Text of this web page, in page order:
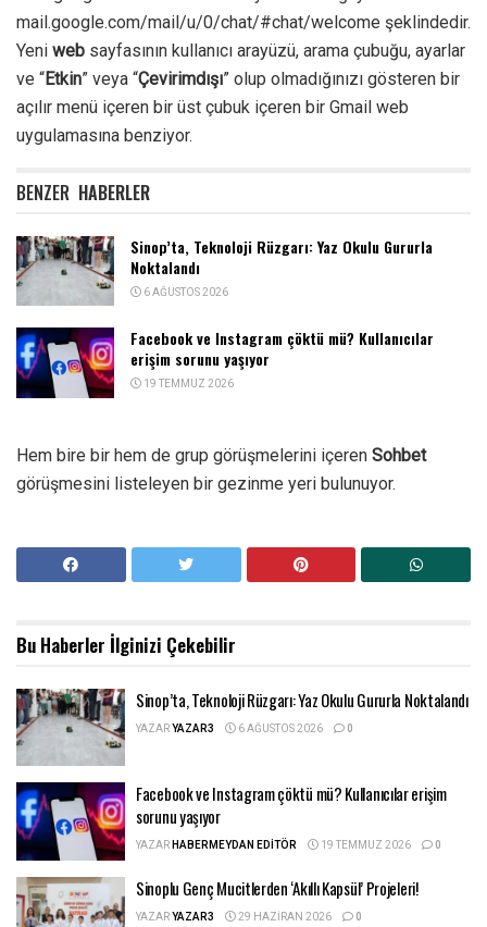
mail.google.com/mail/u/0/chat/#chat/welcome şeklindedir.
Yeni web sayfasının kullanıcı arayüzü, arama çubuğu, ayarlar
ve “Etkin” veya “Çevirimdışı” olup olmadığınızı gösteren bir
açılır menü içeren bir üst çubuk içeren bir Gmail web
uygulamasına benziyor.
BENZER HABERLER
Sinop’ta, Teknoloji Rüzgarı: Yaz Okulu Gururla
Noktalandı
6 AĞUSTOS 2026
Facebook ve Instagram çöktü mü? Kullanıcılar
erişim sorunu yaşıyor
19 TEMMUZ 2026
Hem bire bir hem de grup görüşmelerini içeren Sohbet
görüşmesini listeleyen bir gezinme yeri bulunuyor.
Bu Haberler İlginizi Çekebilir
Sinop’ta, Teknoloji Rüzgarı: Yaz Okulu Gururla Noktalandı
YAZARYAZAR3 6 AĞUSTOS 2026 0
Facebook ve Instagram çöktü mü? Kullanıcılar erişim
sorunu yaşıyor
YAZARHABERMEYDAN EDITÖR 19 TEMMUZ 2026 0
Sinoplu Genç Mucitlerden ‘Akıllı Kapsül’ Projeleri!
YAZARYAZAR3 29 HAZIRAN 2026 0